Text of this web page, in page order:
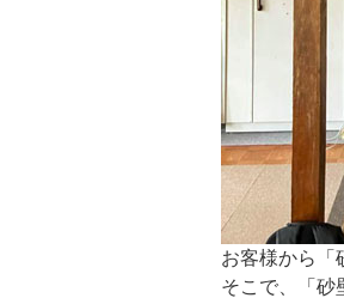
お客様から「
そこで、「砂